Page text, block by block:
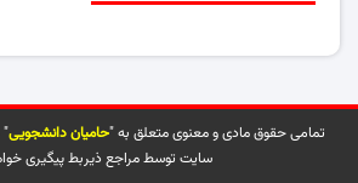
تمامی حقوق مادی و معنوی متعلق به "حامیان دانشجویی"
سایت توسط مراجع ذیربط پیگیری